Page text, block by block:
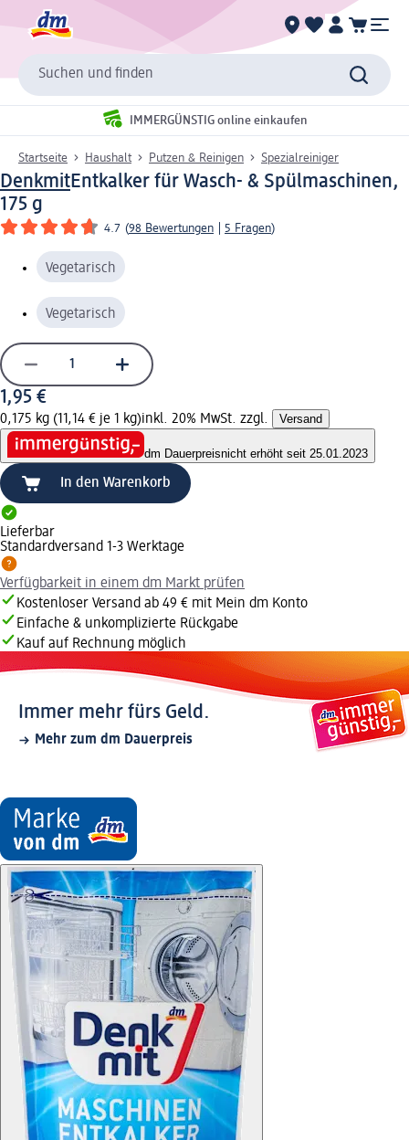
Suchen und finden
IMMERGÜNSTIG online einkaufen
Startseite Haushalt Putzen & Reinigen Spezialreiniger
DenkmitEntkalker für Wasch- & Spülmaschinen,
175 g
4.7 (98 Bewertungen 5 Fragen)
Vegetarisch
Vegetarisch
1,95 €
0,175 kg (11,14 € je 1 kg)inkl. 20% MwSt. zzgl. Versand
dm Dauerpreisnicht erhöht seit 25.01.2023
In den Warenkorb
Lieferbar
Standardversand 1-3 Werktage
Verfügbarkeit in einem dm Markt prüfen
Kostenloser Versand ab 49 € mit Mein dm Konto
Einfache & unkomplizierte Rückgabe
Kauf auf Rechnung möglich
Immer mehr fürs Geld.
Mehr zum dm Dauerpreis